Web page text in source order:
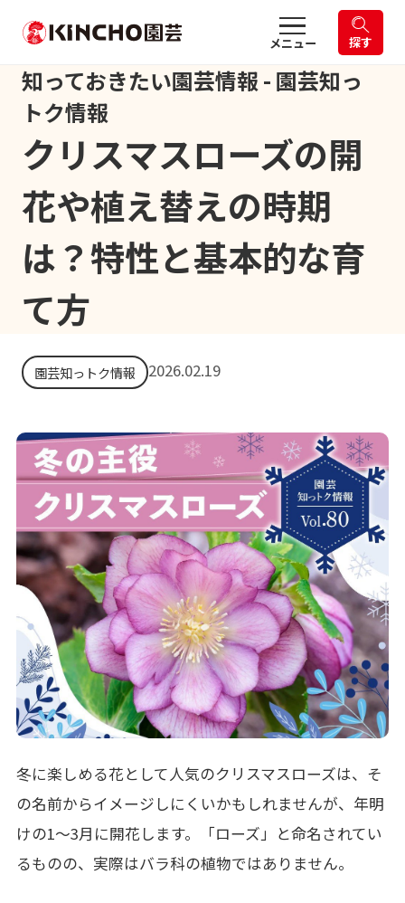
メニュー 探す
知っておきたい園芸情報 - 園芸知っ
トク情報
クリスマスローズの開
花や植え替えの時期
は？特性と基本的な育
て方
園芸知っトク情報 2026.02.19
冬に楽しめる花として人気のクリスマスローズは、そ
の名前からイメージしにくいかもしれませんが、年明
けの1～3月に開花します。「ローズ」と命名されてい
るものの、実際はバラ科の植物ではありません。